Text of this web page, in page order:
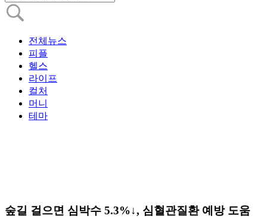
전체뉴스
피플
헬스
라이프
컬처
머니
테마
숲길 걸으면 심박수 5.3%↓, 심혈관질환 예방 도움